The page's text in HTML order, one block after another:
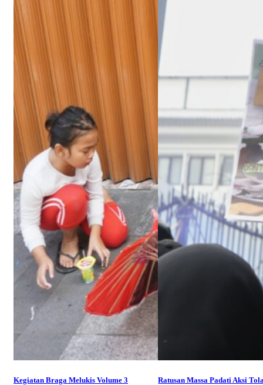
Kegiatan Braga Melukis Volume 3
Ratusan Massa Padati Aksi